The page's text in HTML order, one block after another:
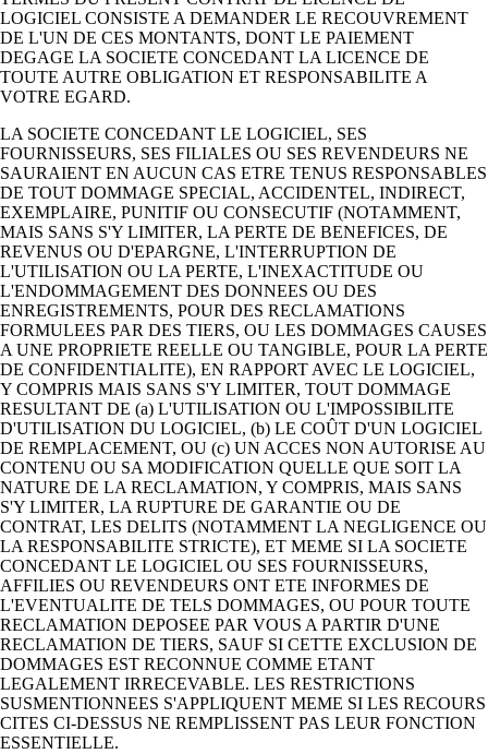
LOGICIEL CONSISTE A DEMANDER LE RECOUVREMENT
DE L'UN DE CES MONTANTS, DONT LE PAIEMENT
DEGAGE LA SOCIETE CONCEDANT LA LICENCE DE
TOUTE AUTRE OBLIGATION ET RESPONSABILITE A
VOTRE EGARD.
LA SOCIETE CONCEDANT LE LOGICIEL, SES
FOURNISSEURS, SES FILIALES OU SES REVENDEURS NE
SAURAIENT EN AUCUN CAS ETRE TENUS RESPONSABLES
DE TOUT DOMMAGE SPECIAL, ACCIDENTEL, INDIRECT,
EXEMPLAIRE, PUNITIF OU CONSECUTIF (NOTAMMENT,
MAIS SANS S'Y LIMITER, LA PERTE DE BENEFICES, DE
REVENUS OU D'EPARGNE, L'INTERRUPTION DE
L'UTILISATION OU LA PERTE, L'INEXACTITUDE OU
L'ENDOMMAGEMENT DES DONNEES OU DES
ENREGISTREMENTS, POUR DES RECLAMATIONS
FORMULEES PAR DES TIERS, OU LES DOMMAGES CAUSES
A UNE PROPRIETE REELLE OU TANGIBLE, POUR LA PERTE
DE CONFIDENTIALITE), EN RAPPORT AVEC LE LOGICIEL,
Y COMPRIS MAIS SANS S'Y LIMITER, TOUT DOMMAGE
RESULTANT DE (a) L'UTILISATION OU L'IMPOSSIBILITE
D'UTILISATION DU LOGICIEL, (b) LE COÛT D'UN LOGICIEL
DE REMPLACEMENT, OU (c) UN ACCES NON AUTORISE AU
CONTENU OU SA MODIFICATION QUELLE QUE SOIT LA
NATURE DE LA RECLAMATION, Y COMPRIS, MAIS SANS
S'Y LIMITER, LA RUPTURE DE GARANTIE OU DE
CONTRAT, LES DELITS (NOTAMMENT LA NEGLIGENCE OU
LA RESPONSABILITE STRICTE), ET MEME SI LA SOCIETE
CONCEDANT LE LOGICIEL OU SES FOURNISSEURS,
AFFILIES OU REVENDEURS ONT ETE INFORMES DE
L'EVENTUALITE DE TELS DOMMAGES, OU POUR TOUTE
RECLAMATION DEPOSEE PAR VOUS A PARTIR D'UNE
RECLAMATION DE TIERS, SAUF SI CETTE EXCLUSION DE
DOMMAGES EST RECONNUE COMME ETANT
LEGALEMENT IRRECEVABLE. LES RESTRICTIONS
SUSMENTIONNEES S'APPLIQUENT MEME SI LES RECOURS
CITES CI-DESSUS NE REMPLISSENT PAS LEUR FONCTION
ESSENTIELLE.